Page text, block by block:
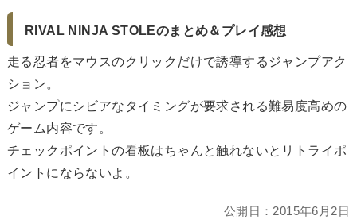
RIVAL NINJA STOLEのまとめ＆プレイ感想
走る忍者をマウスのクリックだけで誘導するジャンプアク
ション。
ジャンプにシビアなタイミングが要求される難易度高めの
ゲーム内容です。
チェックポイントの看板はちゃんと触れないとリトライポ
イントにならないよ。
公開日： 2015年6月2日